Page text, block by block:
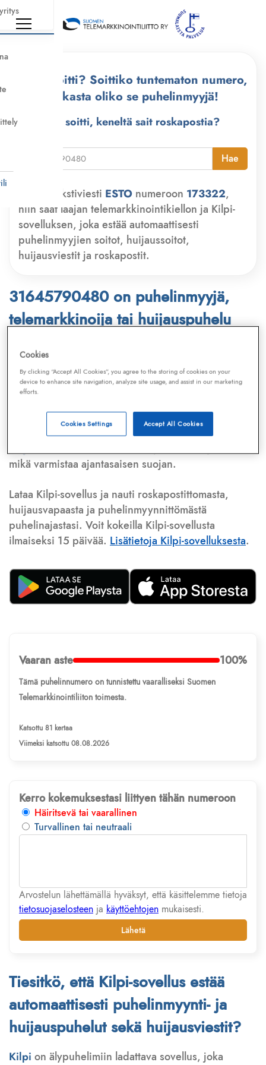
Kuka soitti? Soittiko tuntematon numero,
tarkasta oliko se puhelinmyyjä!
Kuka soitti, keneltä sait roskapostia?
Hae
Lähetä tekstiviesti ESTO numeroon 173322,
niin saat laajan telemarkkinointikiellon ja Kilpi-
sovelluksen, joka estää automaattisesti
puhelinmyyjien soitot, huijaussoitot,
huijausviestit ja roskapostit.
31645790480 on puhelinmyyjä,
telemarkkinoija tai huijauspuhelu
Puhelinnumero
Telemarkkinointiliiton jaKilpi-sovelluksen
tietokannasta, joka kattaa satoja tuhansia
Lisäksi tunnistamme automaattisesti, jos kyseessä on
puhelinhuijarin numero, sähköpostiosoitetai
huijausviesti. Tietokantaamme päivitetään jatkuvasti,
mikä varmistaa ajantasaisen suojan.
Lataa Kilpi-sovellus ja nauti roskapostittomasta,
huijausvapaasta ja puhelinmyynnittömästä
puhelinajastasi. Voit kokeilla Kilpi-sovellusta
ilmaiseksi 15 päivää. Lisätietoja Kilpi-sovelluksesta.
Vaaran aste 100%
Tämä puhelinnumero on tunnistettu vaaralliseksi Suomen
Telemarkkinointiliiton toimesta.
Katsottu 81 kertaa
Viimeksi katsottu 08.08.2026
Kerro kokemuksestasi liittyen tähän numeroon
Häiritsevä tai vaarallinen
Turvallinen tai neutraali
Arvostelun lähettämällä hyväksyt, että käsittelemme tietoja
tietosuojaselosteen ja käyttöehtojen mukaisesti.
Lähetä
Tiesitkö, että Kilpi-sovellus estää
automaattisesti puhelinmyynti- ja
huijauspuhelut sekä huijausviestit?
Kilpi on älypuhelimiin ladattava sovellus, joka
Cookies
By clicking “Accept All Cookies”, you agree to the storing of cookies on your
device to enhance site navigation, analyze site usage, and assist in our marketing
efforts.
Accept All Cookies
Cookies Settings